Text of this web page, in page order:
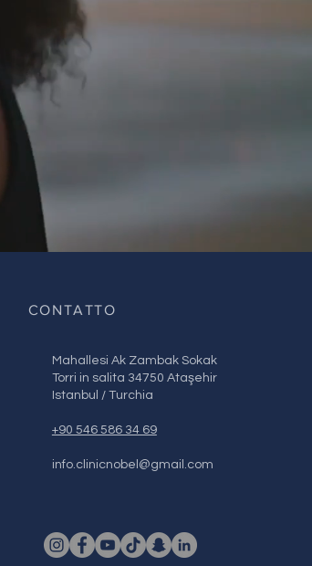
CONTATTO
Mahallesi Ak Zambak Sokak
Torri in salita 34750 Ataşehir
Istanbul / Turchia
+90 546 586 34 69
info.clinicnobel@gmail.com